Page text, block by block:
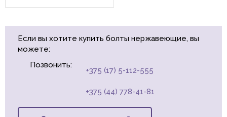
Если вы хотите купить болты нержавеющие, вы
можете:
Позвонить:
+375 (17) 5-112-555
+375 (44) 778-41-81